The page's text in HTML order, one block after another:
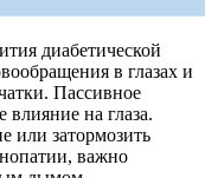
диабетической
в глазах и
Пассивное
влияние на глаза.
или затормозить
важно